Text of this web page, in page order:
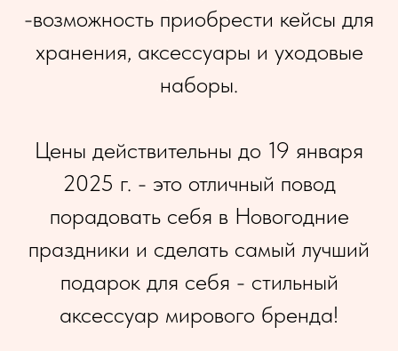
-возможность приобрести кейсы для
хранения, аксессуары и уходовые
наборы.
Цены действительны до 19 января
2025 г. - это отличный повод
порадовать себя в Новогодние
праздники и сделать самый лучший
подарок для себя - стильный
аксессуар мирового бренда!